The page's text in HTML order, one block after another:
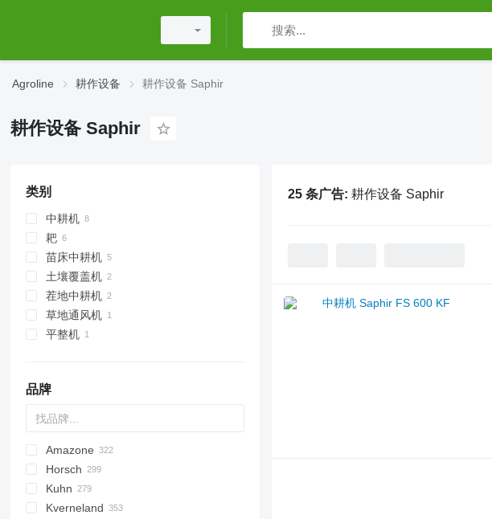
Agroline 耕作设备 耕作设备 Saphir
耕作设备 Saphir
类别
中耕机
耙
弹齿耙
动力耙
圆盘耙
苗床中耕机
土壤覆盖机
拖拉机甩刀式割草机
茬地中耕机
草地通风机
平整机
品牌
AS
Multivator
Combiplow
Cultiplow
Disc-O-Mulch
Maximulch
Jaguar
AT30
AU
BT
8
10
AGD
AGCh
PN
PON
KM180
FV
Amazone
Cataya
Catros
Cayron
OT
Green Ray
1-Series
BW
Actros RO
Striegel
Swifter
GKR
PARK
AG
UDA
U-series
Z-series
5710
CK
ECONET
PENTERRA
PRECICAM
310
4300
Ecolo Tiger
12M
120
140
Pioneer
Sirio
Disco
Ecolo Tiger
Tiger Mate
Dinco
Maxidisc
Minimax
VL
VP
SMK
UM
USM
Chopstar
Hurricane
Rotarystar
Wicher
K-series
300-series
ST 820
KSE
T series
TGF
Artiglio
Gemella
Mirco
Simba
RB
RWY
SPB
BFL
CS
DF
Super Maxx
Horsch
Cruiser
Cultro
R-series
TF
Culter
333 G
410
SCARIFLEX
4
Corona
Helix
3000
BR
SB
VM
4850
8300
Mustang
F-series
R-series
Kuhn
Challenger
Kverneland
25 条广告: 耕作设备 Saphir